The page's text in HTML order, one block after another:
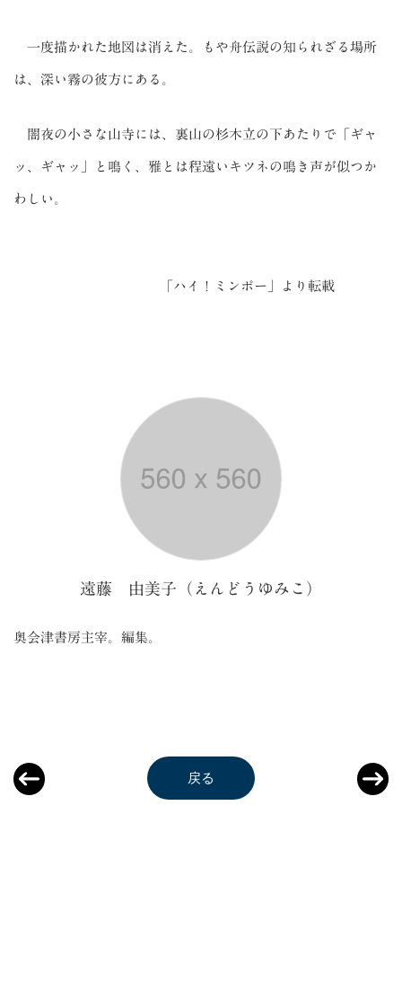
一度描かれた地図は消えた。もや舟伝説の知られざる場所
は、深い霧の彼方にある。
闇夜の小さな山寺には、裏山の杉木立の下あたりで「ギャ
ッ、ギャッ」と鳴く、雅とは程遠いキツネの鳴き声が似つか
わしい。
「ハイ！ミンポー」より転載
遠藤 由美子（えんどうゆみこ）
奥会津書房主宰。編集。
戻る